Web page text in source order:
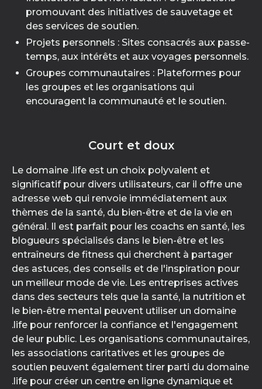
promouvant des initiatives de sauvetage et
des services de soutien.
Projets personnels : Sites consacrés aux passe-
temps, aux intérêts et aux voyages personnels.
Groupes communautaires : Plateformes pour
les groupes et les organisations qui
encouragent la communauté et le soutien.
Court et doux
Le domaine .life est un choix polyvalent et
significatif pour divers utilisateurs, car il offre une
adresse web qui renvoie immédiatement aux
thèmes de la santé, du bien-être et de la vie en
général. Il est parfait pour les coachs en santé, les
blogueurs spécialisés dans le bien-être et les
entraîneurs de fitness qui cherchent à partager
des astuces, des conseils et de l'inspiration pour
un meilleur mode de vie. Les entreprises actives
dans des secteurs tels que la santé, la nutrition et
le bien-être mental peuvent utiliser un domaine
.life pour renforcer la confiance et l'engagement
de leur public. Les organisations communautaires,
les associations caritatives et les groupes de
soutien peuvent également tirer parti du domaine
.life pour créer un centre en ligne dynamique et